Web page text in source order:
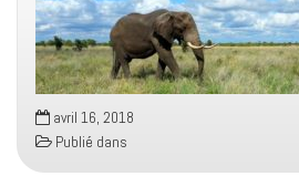
avril 16, 2018
Publié dans